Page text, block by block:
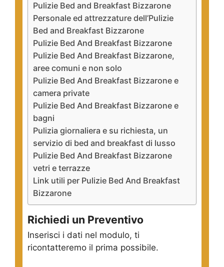
Pulizie Bed and Breakfast Bizzarone
Personale ed attrezzature dell’Pulizie
Bed and Breakfast Bizzarone
Pulizie Bed And Breakfast Bizzarone
Pulizie Bed And Breakfast Bizzarone,
aree comuni e non solo
Pulizie Bed And Breakfast Bizzarone e
camera private
Pulizie Bed And Breakfast Bizzarone e
bagni
Pulizia giornaliera e su richiesta, un
servizio di bed and breakfast di lusso
Pulizie Bed And Breakfast Bizzarone
vetri e terrazze
Link utili per Pulizie Bed And Breakfast
Bizzarone
Richiedi un Preventivo
Inserisci i dati nel modulo, ti
ricontatteremo il prima possibile.